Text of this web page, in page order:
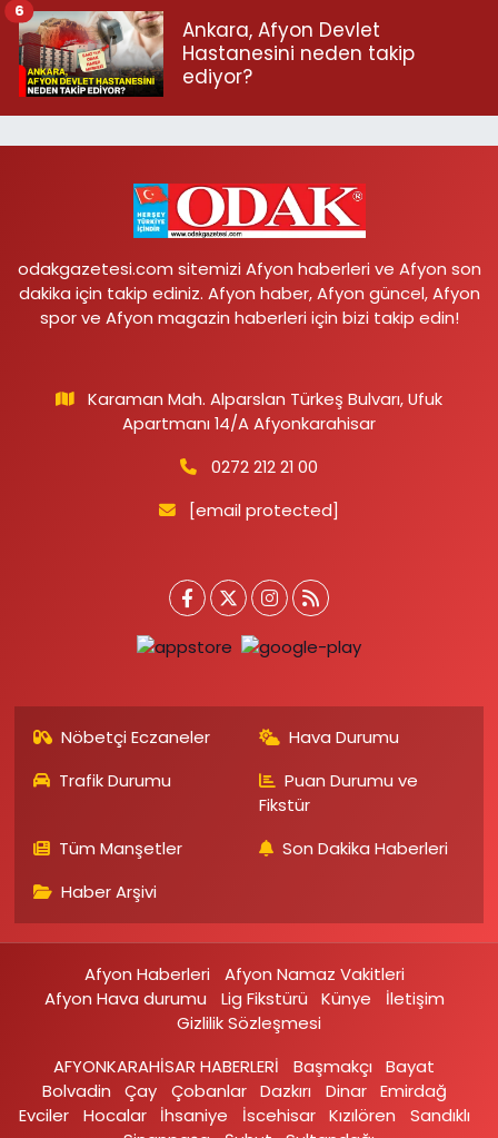
Ankara, Afyon Devlet
Hastanesini neden takip
ediyor?
6
odakgazetesi.com sitemizi Afyon haberleri ve Afyon son
dakika için takip ediniz. Afyon haber, Afyon güncel, Afyon
spor ve Afyon magazin haberleri için bizi takip edin!
Karaman Mah. Alparslan Türkeş Bulvarı, Ufuk
Apartmanı 14/A Afyonkarahisar
0272 212 21 00
[email protected]
Nöbetçi Eczaneler
Hava Durumu
Trafik Durumu
Puan Durumu ve
Fikstür
Tüm Manşetler
Son Dakika Haberleri
Haber Arşivi
Afyon Haberleri
Afyon Namaz Vakitleri
Afyon Hava durumu
Lig Fikstürü Künye
İletişim
Gizlilik Sözleşmesi
AFYONKARAHİSAR HABERLERİ
Başmakçı
Bayat
Bolvadin
Çay Çobanlar Dazkırı Dinar Emirdağ‎
Evciler‎
Hocalar İhsaniye‎ İscehisar Kızılören‎
Sandıklı‎